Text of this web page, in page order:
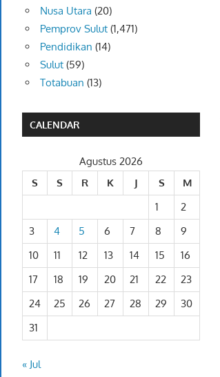
Nusa Utara (20)
Pemprov Sulut(1,471)
Pendidikan (14)
Sulut(59)
Totabuan (13)
CALENDAR
Agustus 2026
S
S R K J S
M
1
2
3
4 5 6 7 8
9
10
11 12 13 14 15
16
17
18 19 20 21 22
23
24
25 26 27 28 29
30
31
« Jul